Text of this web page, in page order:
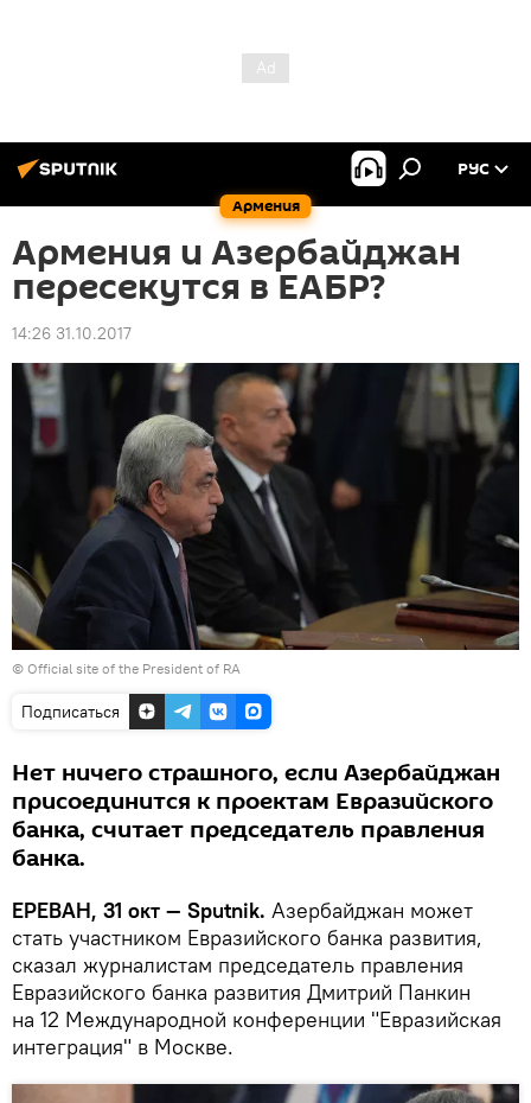
Армения
РУС
Армения и Азербайджан
пересекутся в ЕАБР?
14:26 31.10.2017
© Official site of the President of RA
Подписаться
Нет ничего страшного, если Азербайджан
присоединится к проектам Евразийского
банка, считает председатель правления
банка.
ЕРЕВАН, 31 окт — Sputnik. Азербайджан может
стать участником Евразийского банка развития,
сказал журналистам председатель правления
Евразийского банка развития Дмитрий Панкин
на 12 Международной конференции "Евразийская
интеграция" в Москве.